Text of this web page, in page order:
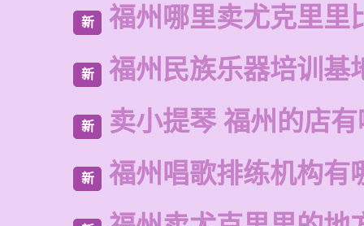
新 福州哪里卖尤克里里
新 福州民族乐器培训基
新 卖小提琴 福州的店
新 福州唱歌排练机构有